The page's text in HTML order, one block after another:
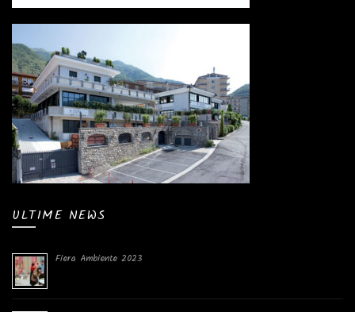
ULTIME NEWS
Fiera Ambiente 2023